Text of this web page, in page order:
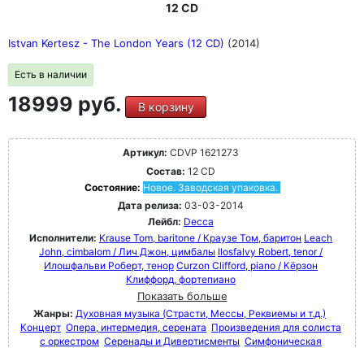
12 CD
Istvan Kertesz - The London Years (12 CD) (2014)
Есть в наличии
18999 руб. В корзину
Артикул: CDVP 1621273
Состав: 12 CD
Состояние: Новое. Заводская упаковка.
Дата релиза: 03-03-2014
Лейбл: Decca
Исполнители: Krause Tom, baritone / Краузе Том, баритон Leach
John, cimbalom / Лич Джон, цимбалы Ilosfalvy Robert, tenor /
Илошфальви Роберт, тенор Curzon Clifford, piano / Кёрзон
Клиффорд, фортепиано
Показать больше
Жанры: Духовная музыка (Страсти, Мессы, Реквиемы и т.д.)
Концерт Опера, интермедия, серената Произведения для солиста
с оркестром Серенады и Дивертисменты Симфоническая